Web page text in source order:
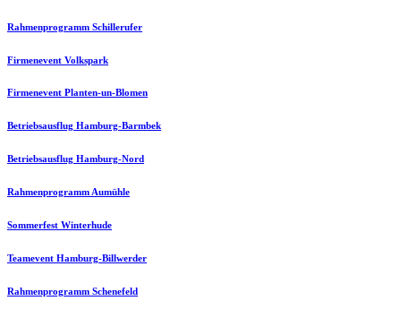
Rahmenprogramm Schillerufer
Firmenevent Volkspark
Firmenevent Planten-un-Blomen
Betriebsausflug Hamburg-Barmbek
Betriebsausflug Hamburg-Nord
Rahmenprogramm Aumühle
Sommerfest Winterhude
Teamevent Hamburg-Billwerder
Rahmenprogramm Schenefeld